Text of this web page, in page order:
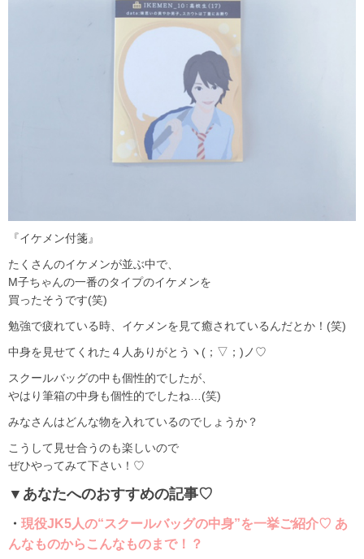
『イケメン付箋』
たくさんのイケメンが並ぶ中で、
M子ちゃんの一番のタイプのイケメンを
買ったそうです(笑)
勉強で疲れている時、イケメンを見て癒されているんだとか！(笑)
中身を見せてくれた４人ありがとうヽ(；▽；)ノ♡
スクールバッグの中も個性的でしたが、
やはり筆箱の中身も個性的でしたね…(笑)
みなさんはどんな物を入れているのでしょうか？
こうして見せ合うのも楽しいので
ぜひやってみて下さい！♡
▼あなたへのおすすめの記事♡
・ 現役JK5人の“スクールバッグの中身”を一挙ご紹介♡ あ
んなものからこんなものまで！？